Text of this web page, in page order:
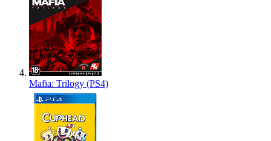
Mafia: Trilogy (PS4)